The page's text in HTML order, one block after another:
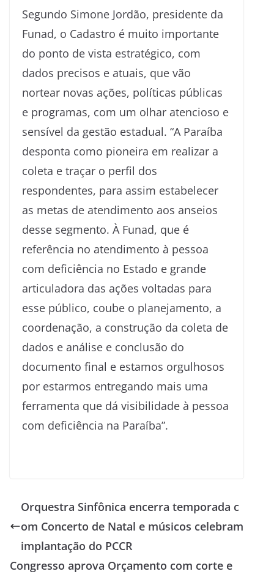
Segundo Simone Jordão, presidente da
Funad, o Cadastro é muito importante
do ponto de vista estratégico, com
dados precisos e atuais, que vão
nortear novas ações, políticas públicas
e programas, com um olhar atencioso e
sensível da gestão estadual. “A Paraíba
desponta como pioneira em realizar a
coleta e traçar o perfil dos
respondentes, para assim estabelecer
as metas de atendimento aos anseios
desse segmento. À Funad, que é
referência no atendimento à pessoa
com deficiência no Estado e grande
articuladora das ações voltadas para
esse público, coube o planejamento, a
coordenação, a construção da coleta de
dados e análise e conclusão do
documento final e estamos orgulhosos
por estarmos entregando mais uma
ferramenta que dá visibilidade à pessoa
com deficiência na Paraíba”.
Orquestra Sinfônica encerra temporada c
om Concerto de Natal e músicos celebram
implantação do PCCR
Congresso aprova Orçamento com corte e